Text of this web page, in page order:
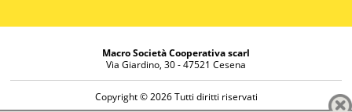
Macro Società Cooperativa scarl
Via Giardino, 30 - 47521 Cesena
Copyright © 2026 Tutti diritti riservati